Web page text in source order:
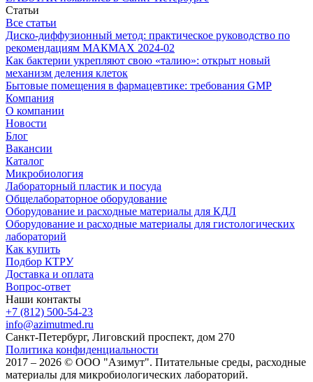
Статьи
Все статьи
Диско-диффузионный метод: практическое руководство по
рекомендациям МАКМАХ 2024-02
Как бактерии укрепляют свою «талию»: открыт новый
механизм деления клеток
Бытовые помещения в фармацевтике: требования GMP
Компания
О компании
Новости
Блог
Вакансии
Каталог
Микробиология
Лабораторный пластик и посуда
Общелабораторное оборудование
Оборудование и расходные материалы для КДЛ
Оборудование и расходные материалы для гистологических
лабораторий
Как купить
Подбор КТРУ
Доставка и оплата
Вопрос-ответ
Наши контакты
+7 (812) 500-54-23
info@azimutmed.ru
Санкт-Петербург, Лиговский проспект, дом 270
Политика конфиденциальности
2017 – 2026 © ООО "Азимут". Питательные среды, расходные
материалы для микробиологических лабораторий.